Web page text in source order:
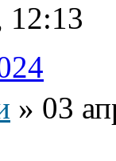
12:13
» 03